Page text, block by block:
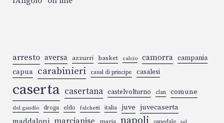
arresto aversa azzurri basket calcio camorra campania
capua carabinieri casal di principe casalesi
caserta casertana castelvolturno clan comune
del gaudio droga eldo falchetti italia juve juvecaserta
marcianise maria